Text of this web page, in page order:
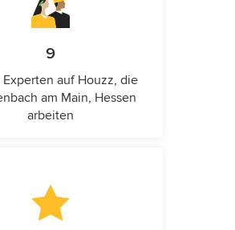
9
Experten auf Houzz, die
am Main, Hessen
arbeiten